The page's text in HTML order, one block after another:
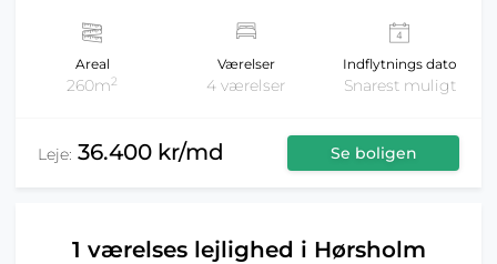
Areal
260m2
Værelser
4 værelser
Indflytnings dato
Snarest muligt
Leje: 36.400 kr/md Se boligen
1 værelses lejlighed i Hørsholm